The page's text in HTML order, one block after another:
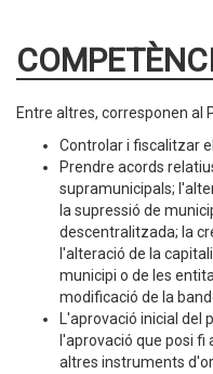
Entre altres, corresponen al
Controlar i fiscalitzar
Prendre acords
supramunicipals;
la supressió de
descentralitzada; la
l'alteració de la
municipi o de les
modificació de la
L'aprovació inicial
l'aprovació que posi fi
altres instruments